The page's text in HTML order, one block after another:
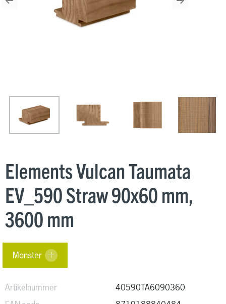
Previous Next
Elements Vulcan Taumata
EV_590 Straw 90x60 mm,
3600 mm
Monster
Artikelnummer
40590TA6090360